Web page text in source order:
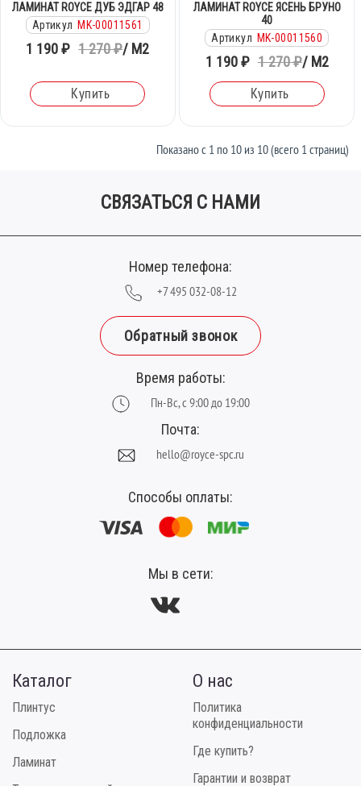
ЛАМИНАТ ROYCE ДУБ ЭДГАР 48
Артикул MK-00011561
1 190 ₽ 1 270 ₽/ М2
Купить
ЛАМИНАТ ROYCE ЯСЕНЬ БРУНО
40
Артикул MK-00011560
1 190 ₽ 1 270 ₽/ М2
Купить
Показано с 1 по 10 из 10 (всего 1 страниц)
СВЯЗАТЬСЯ С НАМИ
Номер телефона:
+7 495 032-08-12
Обратный звонок
Время работы:
Пн-Вс, с 9:00 до 19:00
Почта:
hello@royce-spc.ru
Способы оплаты:
Мы в сети:
Каталог
Плинтус
Подложка
Ламинат
О нас
Политика
конфиденциальности
Где купить?
Гарантии и возврат